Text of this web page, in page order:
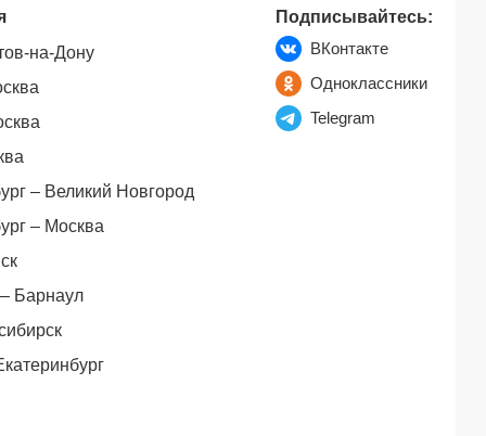
на-Дону
– Великий Новгород
– Москва
Барнаул
Подписывайтесь:
ВКонтакте
Одноклассники
Telegram